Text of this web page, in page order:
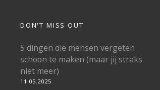
DON'T MISS OUT
5 dingen die mensen vergeten
schoon te maken (maar jij straks
niet meer)
11.05.2025